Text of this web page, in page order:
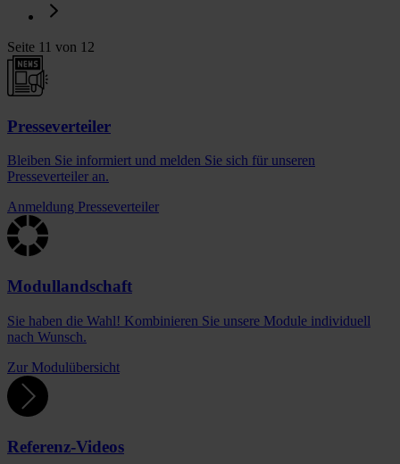
Seite 11 von 12
Presseverteiler
Bleiben Sie informiert und melden Sie sich für unseren
Presseverteiler an.
Anmeldung Presseverteiler
Modullandschaft
Sie haben die Wahl! Kombinieren Sie unsere Module individuell
nach Wunsch.
Zur Modulübersicht
Referenz-Videos